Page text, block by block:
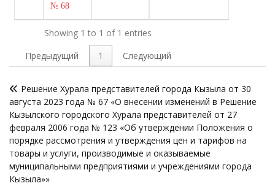
№ 68
Showing 1 to 1 of 1 entries
Предыдущий
1 Следующий
по
записям
Решение Хурала представителей города Кызыла от 30
августа 2023 года № 67 «О внесении изменений в Решение
Кызылского городского Хурала представителей от 27
февраля 2006 года № 123 «Об утверждении Положения о
порядке рассмотрения и утверждения цен и тарифов на
товары и услуги, производимые и оказываемые
муниципальными предприятиями и учреждениями города
Кызыла»»